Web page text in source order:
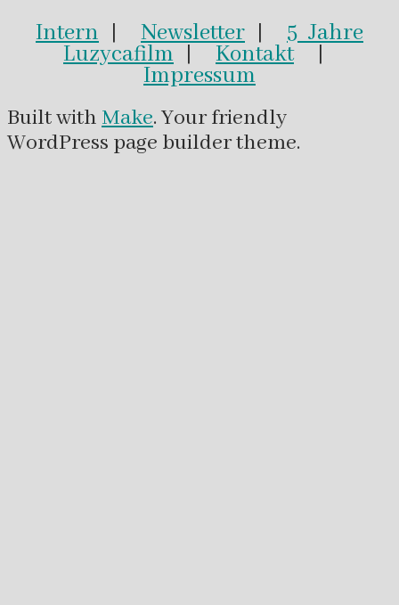
Intern | Newsletter | 5 Jahre
Luzycafilm | Kontakt|
Impressum
Built with Make. Your friendly
WordPress page builder theme.